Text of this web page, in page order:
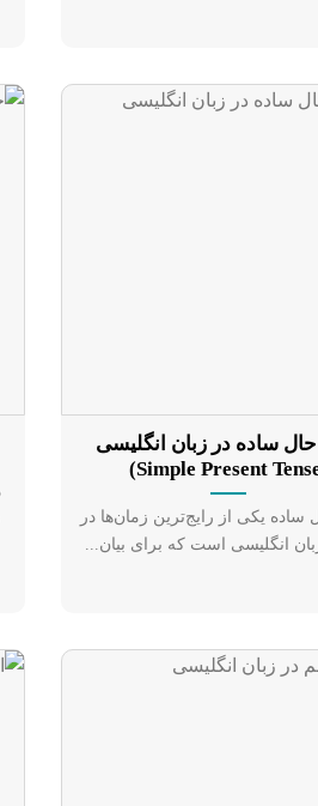
ساده در زبان انگلیسی
ساده یکی از رایج‌ترین زمان‌ها در
انگلیسی است که برای بیان...